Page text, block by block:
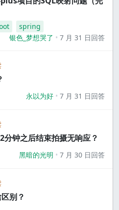
spring
银色_梦想哭了
7 月 31 日回答
永以为好 7 月 31 日回答
钟之后结束拍摄无响应？
黑暗的光明 7 月 30 日回答
别？